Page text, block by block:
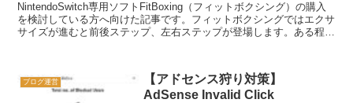
NintendoSwitch専用ソフトFitBoxing（フィットボクシング）の購入
を検討している方へ向けた記事です。フィットボクシングではエクサ
サイズが進むと前後ステップ、左右ステップが登場します。ある程度
ブログ運営
【アドセンス狩り対策】
AdSense Invalid Click